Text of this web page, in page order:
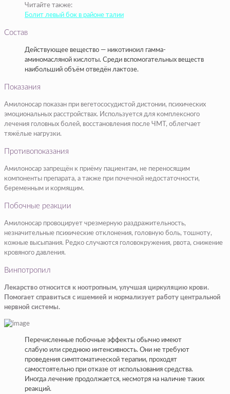
Читайте также:
Болит левый бок в районе талии
Состав
Действующее вещество — никотиноил гамма-
аминомасляной кислоты. Среди вспомогательных веществ
наибольший объём отведён лактозе.
Показания
Амилоносар показан при вегетососудистой дистонии, психических
эмоциональных расстройствах. Используется для комплексного
лечения головных болей, восстановления после ЧМТ, облегчает
тяжёлые нагрузки.
Противопоказания
Амилоносар запрещён к приёму пациентам, не переносящим
компоненты препарата, а также при почечной недостаточности,
беременным и кормящим.
Побочные реакции
Амилоносар провоцирует чрезмерную раздражительность,
незначительные психические отклонения, головную боль, тошноту,
кожные высыпания. Редко случаются головокружения, рвота, снижение
кровяного давления.
Винпотропил
Лекарство относится к ноотропным, улучшая циркуляцию крови.
Помогает справиться с ишемией и нормализует работу центральной
нервной системы.
Перечисленные побочные эффекты обычно имеют
слабую или среднюю интенсивность. Они не требуют
проведения симптоматической терапии, проходят
самостоятельно при отказе от использования средства.
Иногда лечение продолжается, несмотря на наличие таких
реакций.